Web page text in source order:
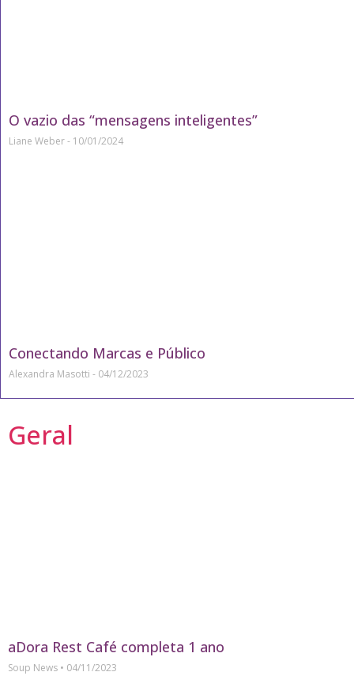
O vazio das “mensagens inteligentes”
Liane Weber 10/01/2024
Conectando Marcas e Público
Alexandra Masotti 04/12/2023
Geral
aDora Rest Café completa 1 ano
Soup News 04/11/2023